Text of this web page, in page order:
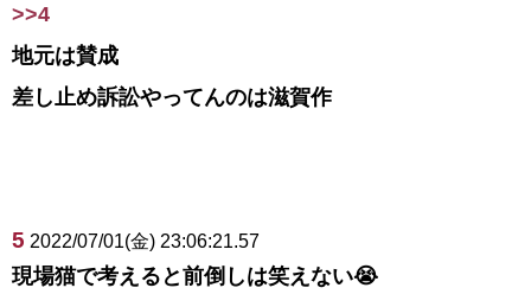
>>4
地元は賛成
差し止め訴訟やってんのは滋賀作
5 2022/07/01(金) 23:06:21.57
現場猫で考えると前倒しは笑えない😭